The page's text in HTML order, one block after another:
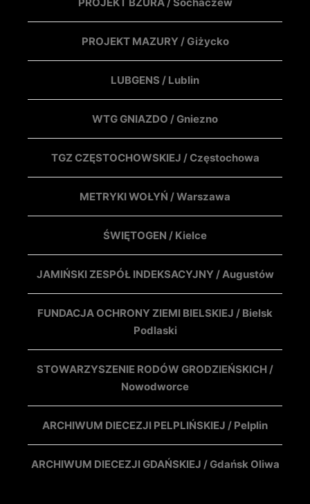
PROJEKT MAZURY / Giżycko
LUBGENS / Lublin
WTG GNIAZDO / Gniezno
TGZ CZĘSTOCHOWSKIEJ / Częstochowa
METRYKI WOŁYŃ / Warszawa
ŚWIĘTOGEN / Kielce
JAMIŃSKI ZESPÓŁ INDEKSACYJNY / Augustów
FUNDACJA OCHRONY ZIEMI BIELSKIEJ / Bielsk
Podlaski
STOWARZYSZENIE RODÓW GRODZIEŃSKICH /
Nowodworce
ARCHIWUM DIECEZJI PELPLIŃSKIEJ / Pelplin
ARCHIWUM DIECEZJI GDAŃSKIEJ / Gdańsk Oliwa